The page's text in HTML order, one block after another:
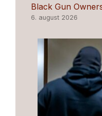
Black Gun
6. august 2026